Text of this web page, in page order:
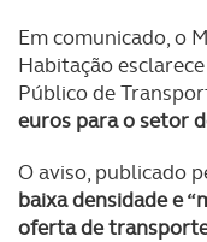
Em comunicado, o
Habitação
Público de
euros para o setor
O aviso, publicado
baixa densidade e
oferta de